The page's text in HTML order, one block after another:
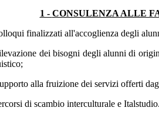
1 - CONSULENZA ALLE
finalizzati all'accoglienza degli
dei bisogni degli alunni di
alla fruizione dei servizi offerti
di scambio interculturale e Italstudio.